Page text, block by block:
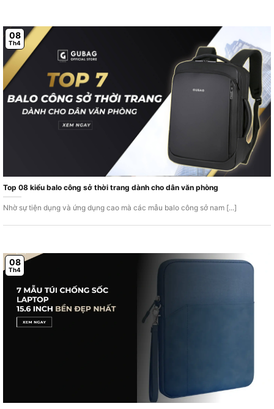
Top 08 kiểu balo công sở thời trang dành cho dân văn phòng
Nhờ sự tiện dụng và ứng dụng cao mà các mẫu balo công sở nam [...]
08
Th4
08
Th4